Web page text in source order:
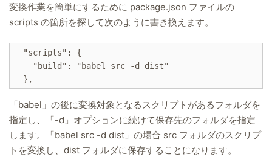
変換作業を簡単にするために package.json ファイルの
scripts の箇所を探して次のように書き換えます。
  "scripts": {
    "build": "babel src -d dist"
「babel」の後に変換対象となるスクリプトがあるフォルダを
指定し、「-d」オプションに続けて保存先のフォルダを指定
します。「babel src -d dist」の場合 src フォルダのスクリプ
トを変換し、dist フォルダに保存することになります。